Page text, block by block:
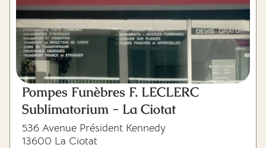
Pompes Funèbres F. LECLERC
Sublimatorium - La Ciotat
536 Avenue Président Kennedy
13600 La Ciotat